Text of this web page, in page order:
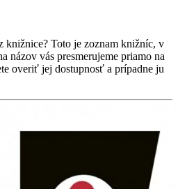
knižnice? Toto je zoznam knižníc, v
názov vás presmerujeme priamo na
overiť jej dostupnosť a prípadne ju